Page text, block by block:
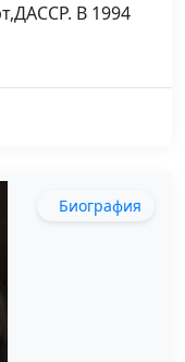
В 1994
Биография